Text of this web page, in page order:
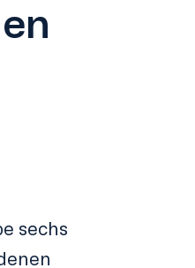
sechs